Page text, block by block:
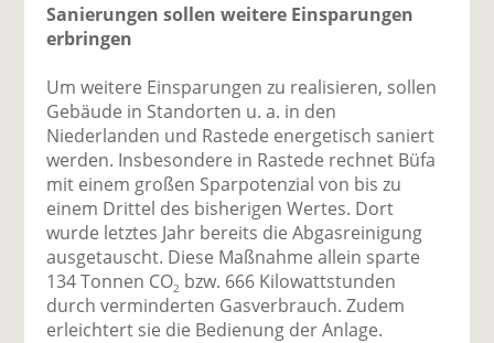
Sanierungen sollen weitere Einsparungen
erbringen
Um weitere Einsparungen zu realisieren, sollen
Gebäude in Standorten u. a. in den
Niederlanden und Rastede energetisch saniert
werden. Insbesondere in Rastede rechnet Büfa
mit einem großen Sparpotenzial von bis zu
einem Drittel des bisherigen Wertes. Dort
wurde letztes Jahr bereits die Abgasreinigung
ausgetauscht. Diese Maßnahme allein sparte
134 Tonnen CO2 bzw. 666 Kilowattstunden
durch verminderten Gasverbrauch. Zudem
erleichtert sie die Bedienung der Anlage.